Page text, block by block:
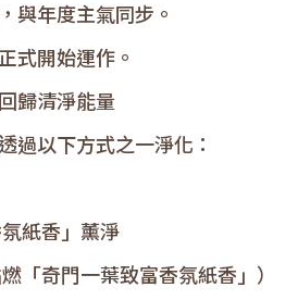
與年度主氣同步。
式開始運作。
歸清淨能量
過以下方式之一淨化：
紙香」薰淨
「奇門一葉致富香氛紙香」）